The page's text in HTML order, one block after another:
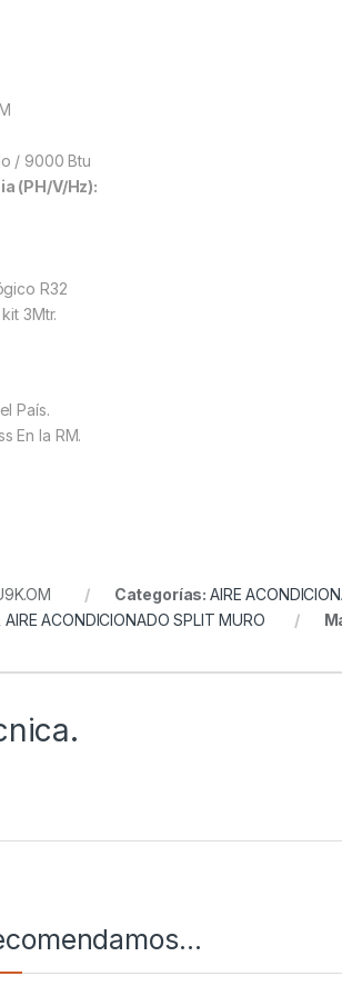
/ 9000 Btu
(PH/V/Hz):
R32
3Mtr.
País.
En la RM.
Categorías: AIRE
AIRE ACONDICIONADO SPLIT MURO